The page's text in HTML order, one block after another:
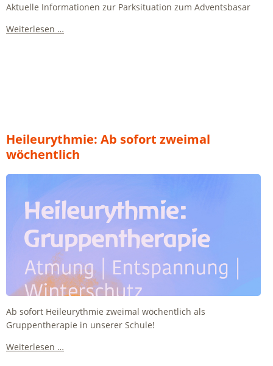
Aktuelle Informationen zur Parksituation zum Adventsbasar
Weiterlesen …
Heileurythmie: Ab sofort zweimal
wöchentlich
Ab sofort Heileurythmie zweimal wöchentlich als
Gruppentherapie in unserer Schule!
Weiterlesen …